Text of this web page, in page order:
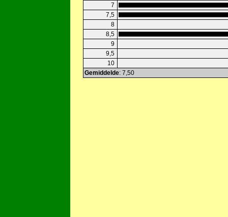
7
7,5
8
8,5
9
9,5
10
Gemiddelde: 7,50